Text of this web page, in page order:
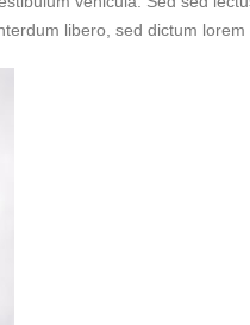
libero, sed dictum lorem